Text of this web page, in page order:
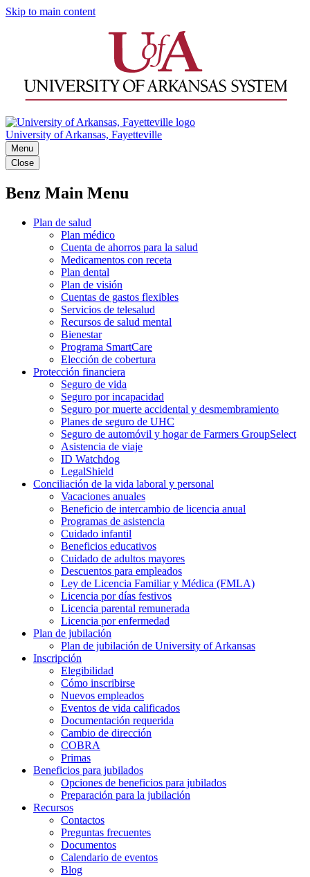
Skip to main content
University of Arkansas, Fayetteville
Menu
Close
Benz Main Menu
Plan de salud
Plan médico
Cuenta de ahorros para la salud
Medicamentos con receta
Plan dental
Plan de visión
Cuentas de gastos flexibles
Servicios de telesalud
Recursos de salud mental
Bienestar
Programa SmartCare
Elección de cobertura
Protección financiera
Seguro de vida
Seguro por incapacidad
Seguro por muerte accidental y desmembramiento
Planes de seguro de UHC
Seguro de automóvil y hogar de Farmers GroupSelect
Asistencia de viaje
ID Watchdog
LegalShield
Conciliación de la vida laboral y personal
Vacaciones anuales
Beneficio de intercambio de licencia anual
Programas de asistencia
Cuidado infantil
Beneficios educativos
Cuidado de adultos mayores
Descuentos para empleados
Ley de Licencia Familiar y Médica (FMLA)
Licencia por días festivos
Licencia parental remunerada
Licencia por enfermedad
Plan de jubilación
Plan de jubilación de University of Arkansas
Inscripción
Elegibilidad
Cómo inscribirse
Nuevos empleados
Eventos de vida calificados
Documentación requerida
Cambio de dirección
COBRA
Primas
Beneficios para jubilados
Opciones de beneficios para jubilados
Preparación para la jubilación
Recursos
Contactos
Preguntas frecuentes
Documentos
Calendario de eventos
Blog